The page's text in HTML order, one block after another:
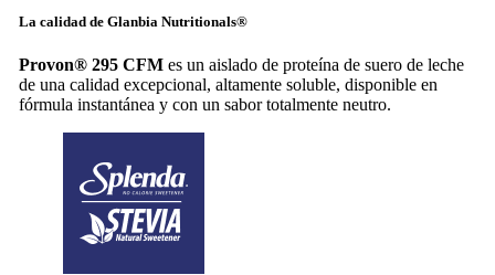
La calidad de Glanbia Nutritionals®
Provon® 295 CFMes un aislado de proteína de suero de leche
de una calidad excepcional, altamente soluble, disponible en
fórmula instantánea y con un sabor totalmente neutro.